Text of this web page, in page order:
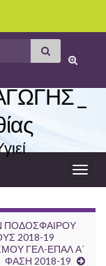
_
ΠΟΔΟΣΦΑΙΡΟΥ
2018-19
ΓΕΛ-ΕΠΑΛ Α΄
ΦΑΣΗ 2018-19